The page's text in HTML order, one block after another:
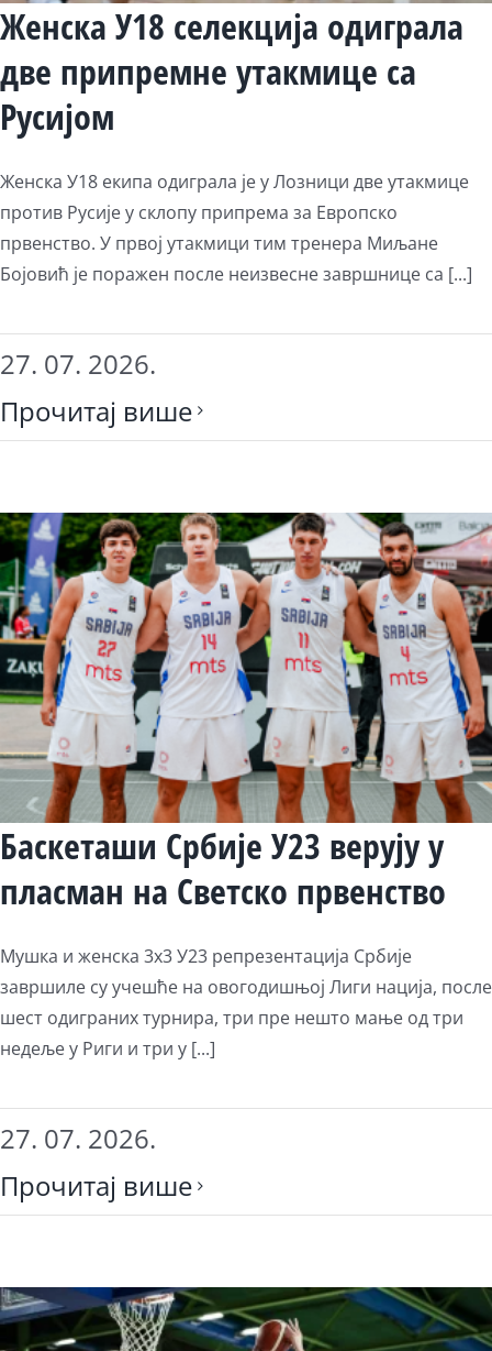
Женска У18 селекција одиграла
две припремне утакмице са
Русијом
Женска У18 екипа одиграла је у Лозници две утакмице
против Русије у склопу припрема за Европско
првенство. У првој утакмици тим тренера Миљане
Бојовић је поражен после неизвесне завршнице са [...]
27. 07. 2026.
Прочитај више
Баскеташи Србије У23 верују у
пласман на Светско првенство
Мушка и женска 3х3 У23 репрезентација Србије
завршиле су учешће на овогодишњој Лиги нација, после
шест одиграних турнира, три пре нешто мање од три
недеље у Риги и три у [...]
27. 07. 2026.
Прочитај више